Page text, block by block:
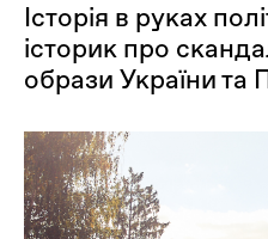
Історія в руках
історик про
образи України та